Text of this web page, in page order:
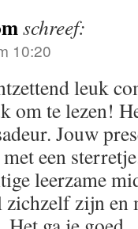
schreef:
10:20
leuk
om te lezen!
Jouw
een
leerzame
zichzelf zijn